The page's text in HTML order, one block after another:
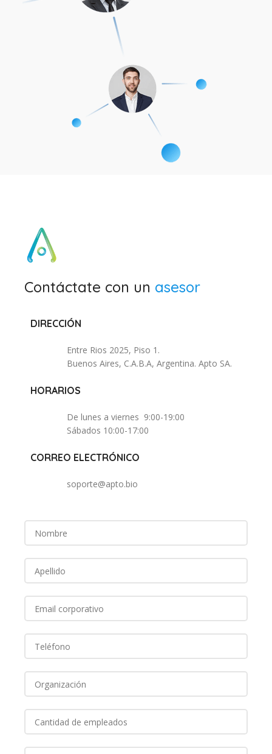
Contáctate con un asesor
DIRECCIÓN
Entre Rios 2025, Piso 1.
Buenos Aires, C.A.B.A, Argentina. Apto SA.
HORARIOS
De lunes a viernes 9:00-19:00
Sábados 10:00-17:00
CORREO ELECTRÓNICO
soporte@apto.bio